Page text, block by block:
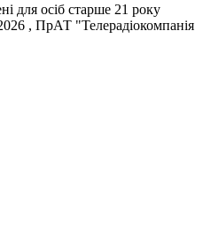
для осіб старше 21 року
, ПрАТ "Телерадіокомпанія